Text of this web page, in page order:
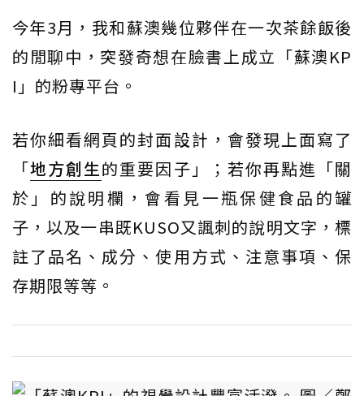
今年3月，我和蘇澳幾位夥伴在一次茶餘飯後
的閒聊中，突發奇想在臉書上成立「蘇澳KP
I」的粉專平台。
若你細看網頁的封面設計，會發現上面寫了
「地方創生的重要因子」；若你再點進「關
於」的說明欄，會看見一瓶保健食品的罐
子，以及一串既KUSO又諷刺的說明文字，標
註了品名、成分、使用方式、注意事項、保
存期限等等。